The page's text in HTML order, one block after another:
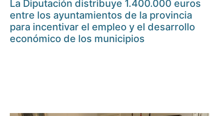
La Diputación distribuye 1.400.000 euros
entre los ayuntamientos de la provincia
para incentivar el empleo y el desarrollo
económico de los municipios